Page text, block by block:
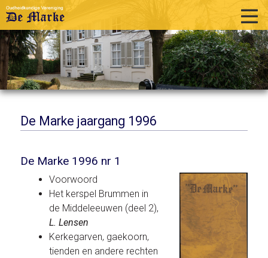
home
historie
activiteiten
contact
De Marke jaargang 1996
De Marke 1996 nr 1
Voorwoord
Het kerspel Brummen in
de Middeleeuwen (deel 2),
L. Lensen
Kerkegarven, gaekoorn,
tienden en andere rechten